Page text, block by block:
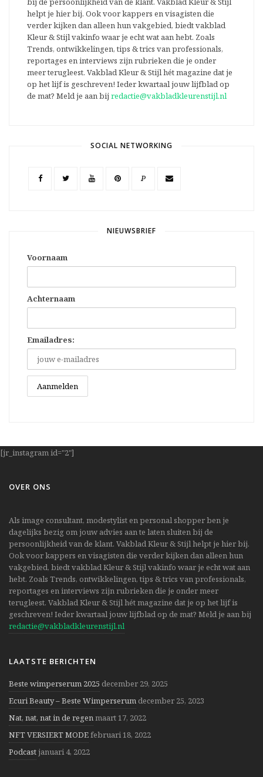
helpt je hier bij. Ook voor kappers en visagisten die
verder kijken dan alleen hun vakgebied, biedt vakblad
Kleur & Stijl vakinfo waar je echt wat aan hebt. Zoals
Trends, ontwikkelingen, tips & trics van professionals,
reportages en interviews zijn rubrieken die je onder
meer terugleest. Vakblad Kleur & Stijl hét magazine dat je
op het lijf is geschreven! Ieder kwartaal jouw lijfblad op
de mat? Meld je aan bij redactie@vakbladkleurenstijl.nl
SOCIAL NETWORKING
P
NIEUWSBRIEF
Voornaam
Achternaam
Emailadres:
[jr_instagram id="2"]
OVER ONS
Als image consultant, modestylist en personal shopper ben je
dagelijks bezig om jouw advies aan te laten sluiten bij de
persoonlijkheid van de klant. Vakblad Kleur & Stijl helpt je hier bij.
Ook voor kappers en visagisten die verder kijken dan alleen hun
vakgebied, biedt vakblad Kleur & Stijl vakinfo waar je echt wat aan
hebt. Zoals Trends, ontwikkelingen, tips & trics van professionals,
reportages en interviews zijn rubrieken die je onder meer
terugleest. Vakblad Kleur & Stijl hét magazine dat je op het lijf is
geschreven! Ieder kwartaal jouw lijfblad op de mat? Meld je aan bij
redactie@vakbladkleurenstijl.nl
LAATSTE BERICHTEN
Beste wimperserum 2025 december 29, 2025
Ecuri Beauty – Beste Wimperserum december 25, 2023
Nat, nat, nat in de regenmaart 17, 2022
NFT VERSIERT MODEfebruari 18, 2022
Podcastjanuari 4, 2022